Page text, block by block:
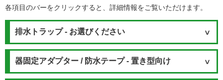
各項目のバーをクリックすると、詳細情報をご覧いただけます。
排水トラップ - お選びください
器固定アダプター / 防水テープ - 置き型向け